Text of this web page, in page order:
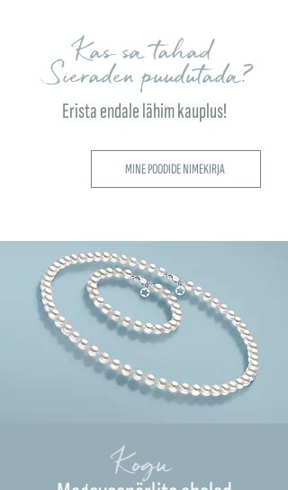
Kas sa tahad
Sieraden puudutada?
Erista endale lähim kauplus!
MINE POODIDE NIMEKIRJA
Kogu